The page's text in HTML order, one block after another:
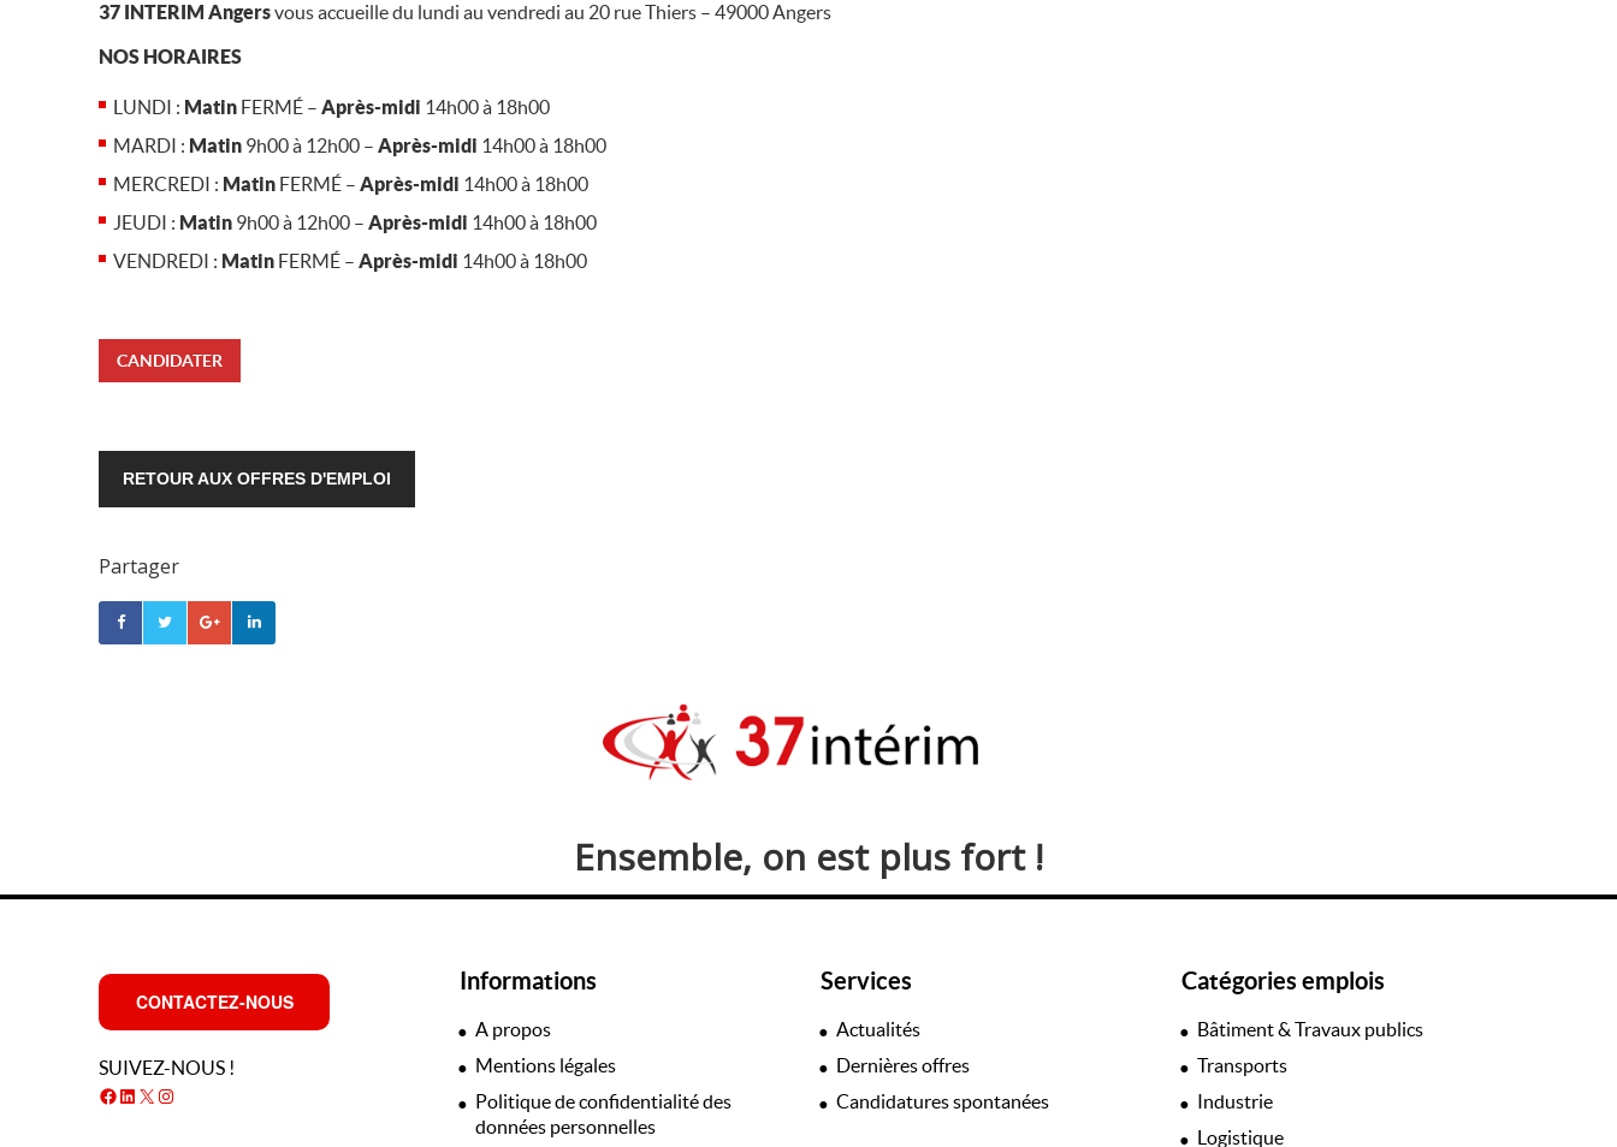
37 INTERIM Angersvous accueille du lundi au vendredi au 20 rue Thiers – 49000 Angers
NOS HORAIRES
LUNDI : Matin FERMÉ – Après-midi 14h00 à 18h00
MARDI : Matin 9h00 à 12h00 – Après-midi 14h00 à 18h00
MERCREDI : Matin FERMÉ – Après-midi 14h00 à 18h00
JEUDI : Matin 9h00 à 12h00 – Après-midi 14h00 à 18h00
VENDREDI : Matin FERMÉ – Après-midi 14h00 à 18h00
CANDIDATER
RETOUR AUX OFFRES D'EMPLOI
Partager
Ensemble, on est plus fort !
CONTACTEZ-NOUS
SUIVEZ-NOUS !
Facebook
LinkedIn
X Instagram
Informations
A propos
Mentions légales
Politique de confidentialité des
données personnelles
Services
Actualités
Dernières offres
Candidatures spontanées
Catégories emplois
Bâtiment & Travaux publics
Transports
Industrie
Logistique